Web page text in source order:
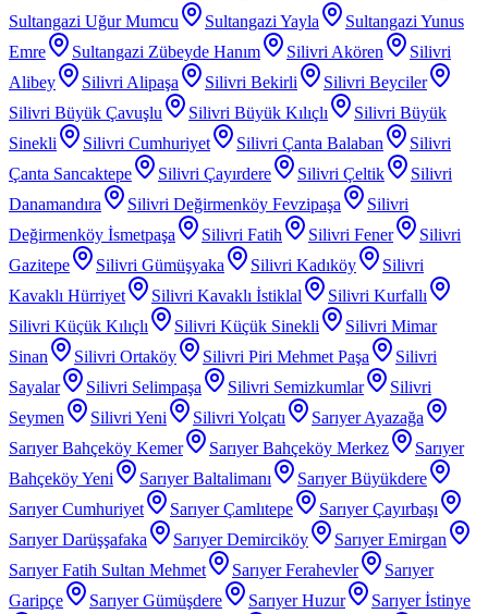
Sultangazi Uğur Mumcu
Sultangazi Yayla
Sultangazi Yunus
Emre
Sultangazi Zübeyde Hanım Silivri Akören
Silivri
Alibey
Silivri Alipaşa Silivri Bekirli
Silivri Beyciler
Silivri Büyük Çavuşlu
Silivri Büyük Kılıçlı
Silivri Büyük
Sinekli
Silivri Cumhuriyet Silivri Çanta Balaban
Silivri
Çanta Sancaktepe
Silivri Çayırdere Silivri Çeltik
Silivri
Danamandıra
Silivri Değirmenköy Fevzipaşa
Silivri
Değirmenköy İsmetpaşa
Silivri Fatih Silivri Fener
Silivri
Gazitepe
Silivri Gümüşyaka Silivri Kadıköy
Silivri
Kavaklı Hürriyet
Silivri Kavaklı İstiklal
Silivri Kurfallı
Silivri Küçük Kılıçlı
Silivri Küçük Sinekli
Silivri Mimar
Sinan
Silivri Ortaköy Silivri Piri Mehmet Paşa
Silivri
Sayalar
Silivri Selimpaşa Silivri Semizkumlar
Silivri
Seymen
Silivri Yeni Silivri Yolçatı
Sarıyer Ayazağa
Sarıyer Bahçeköy Kemer
Sarıyer Bahçeköy Merkez
Sarıyer
Bahçeköy Yeni
Sarıyer Baltalimanı
Sarıyer Büyükdere
Sarıyer Cumhuriyet
Sarıyer Çamlıtepe
Sarıyer Çayırbaşı
Sarıyer Darüşşafaka
Sarıyer Demirciköy
Sarıyer Emirgan
Sarıyer Fatih Sultan Mehmet
Sarıyer Ferahevler
Sarıyer
Garipçe
Sarıyer Gümüşdere Sarıyer Huzur
Sarıyer İstinye